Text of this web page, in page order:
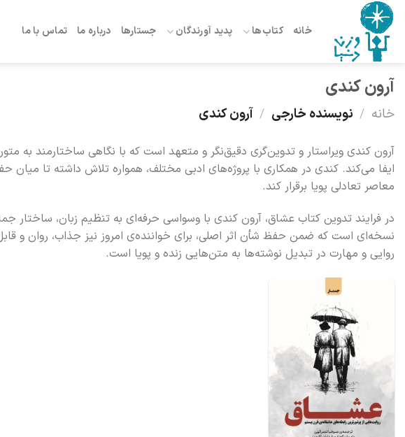
Skip
content
خانه کتاب‌ها پدید آورندگان جستارها درباره ما تماس با ما
آرون کندی
خانه / نویسنده خارجی / آرون کندی
آرون کندی ویراستار و تدوین‌گری دقیق‌نگر و متعهد است که با نگاهی ساختارمند به
ایفا می‌کند. کندی در همکاری با پروژه‌های ادبی مختلف، همواره تلاش داشته تا
معاصر تعادلی پویا برقرار کند.
در فرایند تدوین کتاب عشاق، آرون کندی با وسواسی حرفه‌ای به تنظیم زبان،
نسخه‌ای است که ضمن حفظ شأن اثر اصلی، برای خواننده‌ی امروز نیز جذاب، روان و
روایی و مهارت در تبدیل نوشته‌ها به متن‌هایی زنده و پویا است.